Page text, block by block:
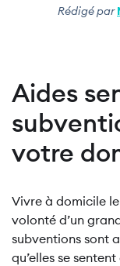
Rédigé par
Aides
votre
Vivre à domicile
volonté d’un
subventions sont
qu’elles se